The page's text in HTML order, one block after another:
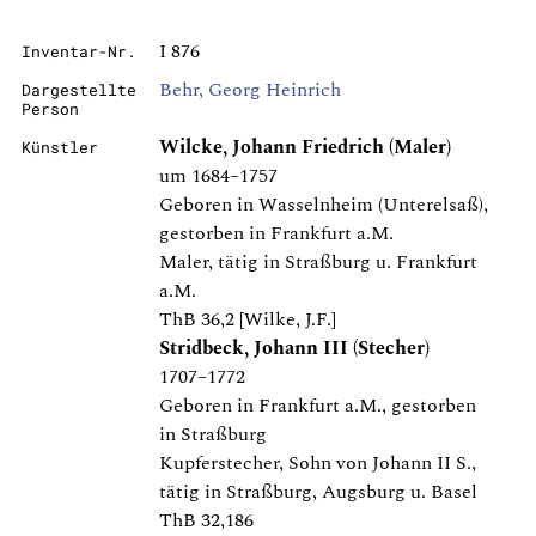
Inventar-Nr. I 876
Dargestellte
Person
Behr, Georg Heinrich
Künstler
Wilcke, Johann Friedrich (Maler)
um 1684–1757
Geboren in Wasselnheim (Unterelsaß),
gestorben in Frankfurt a.M.
Maler, tätig in Straßburg u. Frankfurt
a.M.
ThB 36,2 [Wilke, J.F.]
Stridbeck, Johann III (Stecher)
1707–1772
Geboren in Frankfurt a.M., gestorben
in Straßburg
Kupferstecher, Sohn von Johann II S.,
tätig in Straßburg, Augsburg u. Basel
ThB 32,186